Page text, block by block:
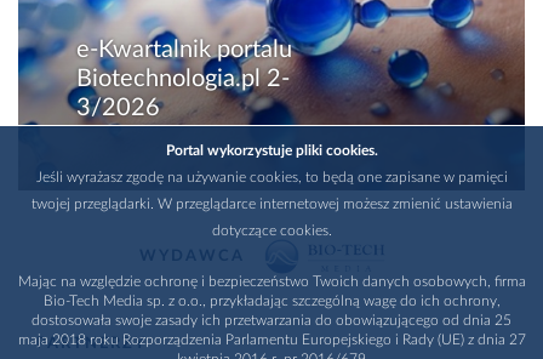
e-Kwartalnik portalu
Biotechnologia.pl 2-
3/2026
PARTNERZY
Portal wykorzystuje pliki cookies.
Jeśli wyrażasz zgodę na używanie cookies, to będą one zapisane w pamięci
twojej przeglądarki. W przeglądarce internetowej możesz zmienić ustawienia
dotyczące cookies.
Mając na względzie ochronę i bezpieczeństwo Twoich danych osobowych, firma
Bio-Tech Media sp. z o.o., przykładając szczególną wagę do ich ochrony,
dostosowała swoje zasady ich przetwarzania do obowiązującego od dnia 25
maja 2018 roku Rozporządzenia Parlamentu Europejskiego i Rady (UE) z dnia 27